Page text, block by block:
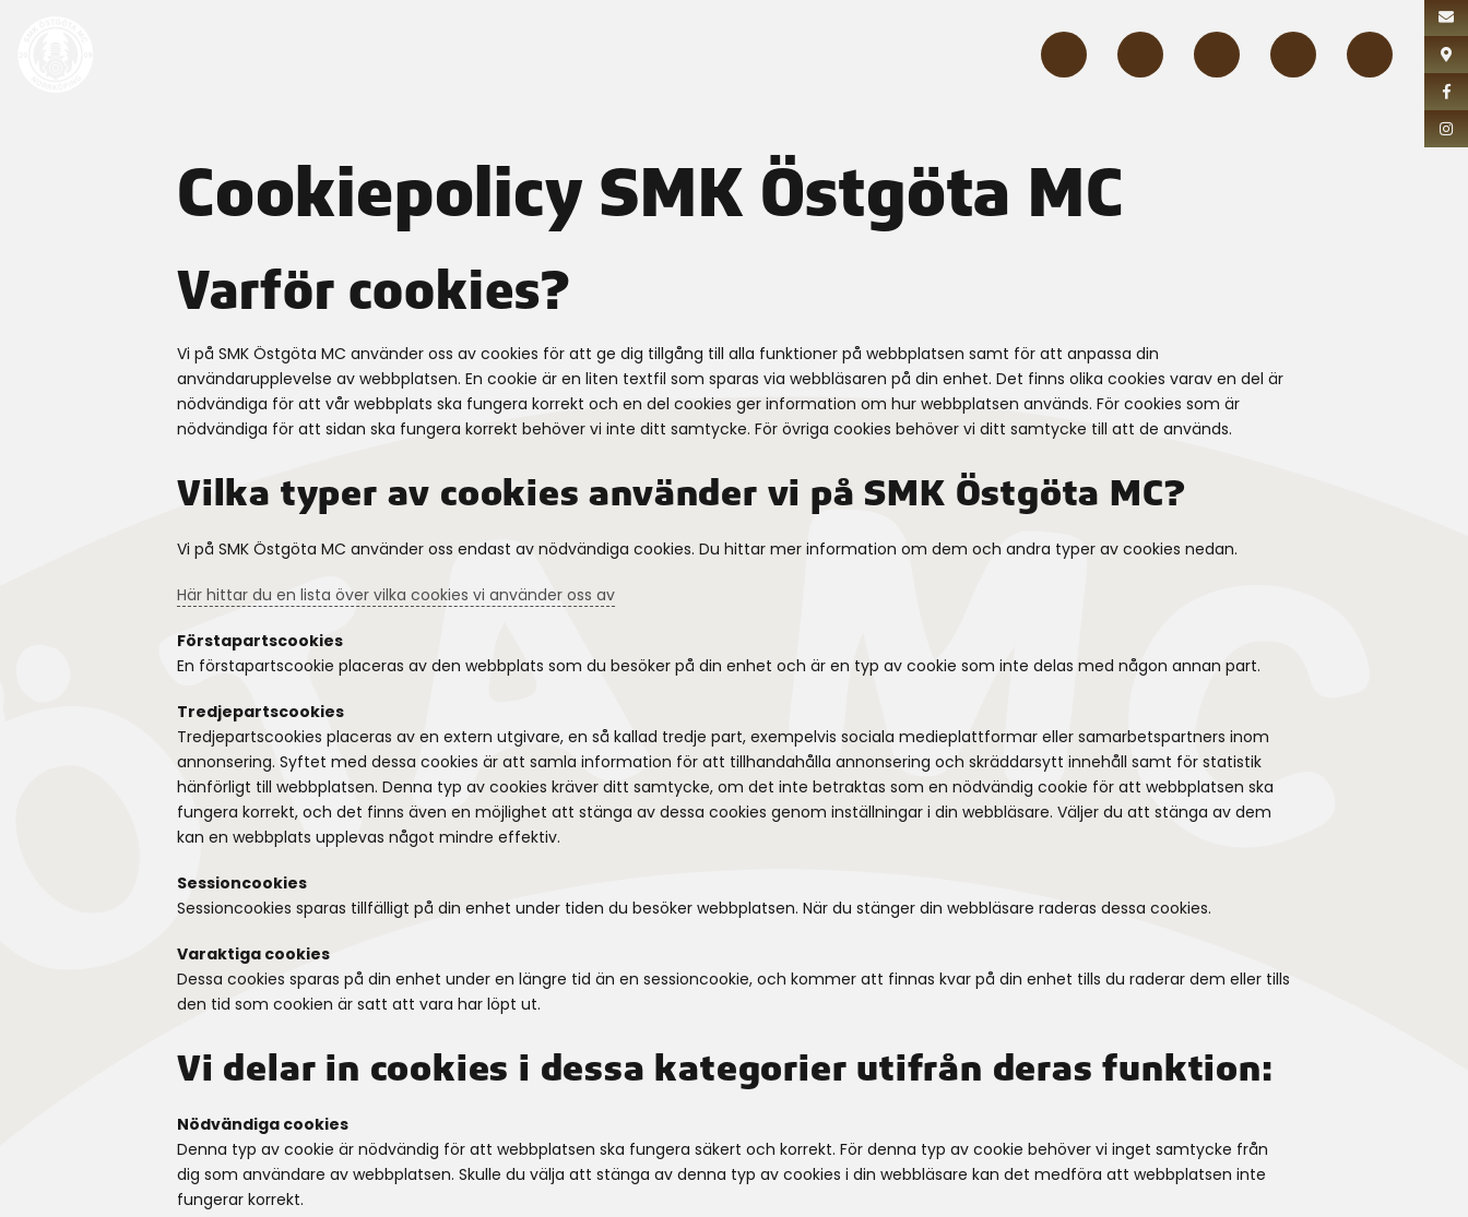
Cookiepolicy SMK Östgöta MC
Varför cookies?
Vi på SMK Östgöta MC använder oss av cookies för att ge dig tillgång till alla funktioner på webbplatsen samt för att anpassa din
användarupplevelse av webbplatsen. En cookie är en liten textfil som sparas via webbläsaren på din enhet. Det finns olika cookies varav en del är
nödvändiga för att vår webbplats ska fungera korrekt och en del cookies ger information om hur webbplatsen används. För cookies som är
nödvändiga för att sidan ska fungera korrekt behöver vi inte ditt samtycke. För övriga cookies behöver vi ditt samtycke till att de används.
Vilka typer av cookies använder vi på SMK Östgöta MC?
Vi på SMK Östgöta MC använder oss endast av nödvändiga cookies. Du hittar mer information om dem och andra typer av cookies nedan.
Här hittar du en lista över vilka cookies vi använder oss av
Förstapartscookies
En förstapartscookie placeras av den webbplats som du besöker på din enhet och är en typ av cookie som inte delas med någon annan part.
Tredjepartscookies
Tredjepartscookies placeras av en extern utgivare, en så kallad tredje part, exempelvis sociala medieplattformar eller samarbetspartners inom
annonsering. Syftet med dessa cookies är att samla information för att tillhandahålla annonsering och skräddarsytt innehåll samt för statistik
hänförligt till webbplatsen. Denna typ av cookies kräver ditt samtycke, om det inte betraktas som en nödvändig cookie för att webbplatsen ska
fungera korrekt, och det finns även en möjlighet att stänga av dessa cookies genom inställningar i din webbläsare. Väljer du att stänga av dem
kan en webbplats upplevas något mindre effektiv.
Sessioncookies
Sessioncookies sparas tillfälligt på din enhet under tiden du besöker webbplatsen. När du stänger din webbläsare raderas dessa cookies.
Varaktiga cookies
Dessa cookies sparas på din enhet under en längre tid än en sessioncookie, och kommer att finnas kvar på din enhet tills du raderar dem eller tills
den tid som cookien är satt att vara har löpt ut.
Vi delar in cookies i dessa kategorier utifrån deras funktion:
Nödvändiga cookies
Denna typ av cookie är nödvändig för att webbplatsen ska fungera säkert och korrekt. För denna typ av cookie behöver vi inget samtycke från
dig som användare av webbplatsen. Skulle du välja att stänga av denna typ av cookies i din webbläsare kan det medföra att webbplatsen inte
fungerar korrekt.